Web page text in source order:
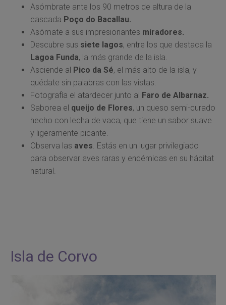
Asómbrate ante los 90 metros de altura de la
cascada Poço do Bacallau.
Asómate a sus impresionantes miradores.
Descubre sus siete lagos, entre los que destaca la
Lagoa Funda, la más grande de la isla.
Asciende al Pico da Sé, el más alto de la isla, y
quédate sin palabras con las vistas.
Fotografía el atardecer junto al Faro de Albarnaz.
Saborea el queijo de Flores, un queso semi-curado
hecho con lecha de vaca, que tiene un sabor suave
y ligeramente picante.
Observa las aves. Estás en un lugar privilegiado
para observar aves raras y endémicas en su hábitat
natural.
Isla de Corvo